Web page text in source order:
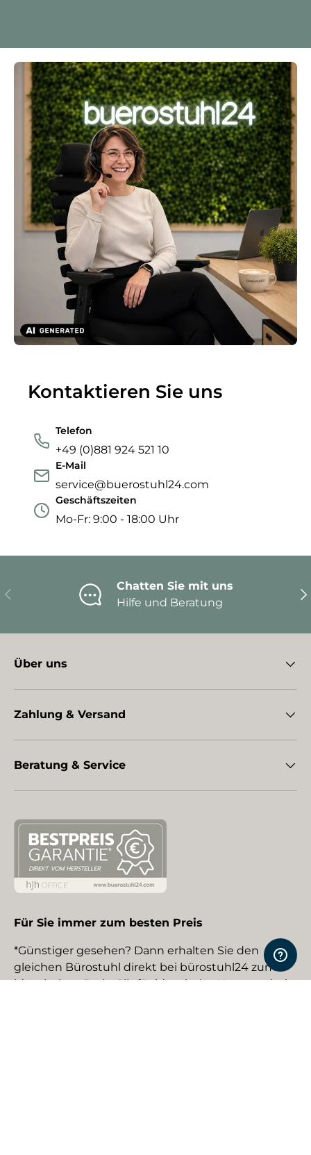
Kontaktieren Sie uns
Telefon
+49 (0)881 924 521 10
E-Mail
service@buerostuhl24.com
Geschäftszeiten
Mo-Fr: 9:00 - 18:00 Uhr
Vorherige
Chatten Sie mit uns
Hilfe und Beratung
Über uns
Zahlung & Versand
Beratung & Service
Für Sie immer zum besten Preis
*Günstiger gesehen? Dann erhalten Sie den
gleichen Bürostuhl direkt bei bürostuhl24 zum
identischen Preis. Gilt für identische Neuware bei